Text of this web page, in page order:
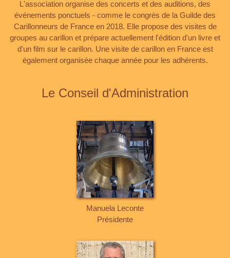
L'association organise des concerts et des auditions, des
événements ponctuels - comme le congrès de la Guilde des
Carillonneurs de France en 2018. Elle propose des visites de
groupes au carillon et prépare actuellement l'édition d'un livre et
d'un film sur le carillon. Une visite de carillon en France est
également organisée chaque année pour les adhérents.
Le Conseil d'Administration
Manuela Leconte
Présidente